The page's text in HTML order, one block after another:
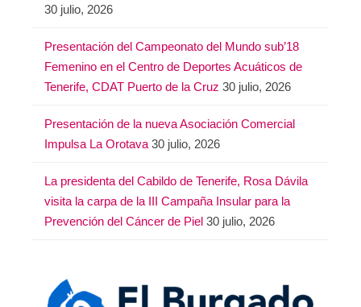
30 julio, 2026
Presentación del Campeonato del Mundo sub’18
Femenino en el Centro de Deportes Acuáticos de
Tenerife, CDAT Puerto de la Cruz 30 julio, 2026
Presentación de la nueva Asociación Comercial
Impulsa La Orotava 30 julio, 2026
La presidenta del Cabildo de Tenerife, Rosa Dávila
visita la carpa de la III Campaña Insular para la
Prevención del Cáncer de Piel 30 julio, 2026